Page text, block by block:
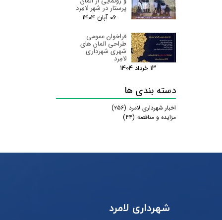
پرستار در شهر لامِرد
۰۶ آبان ۰۴
فراخوان عمومی
طراحی المان های
شهری شهرداری
لامِرد
۱۳ خرداد ۰۴
دسته بندی ها
اخبار شهرداری لامرد (۲۵۶)
مزایده و مناقصه (۴۴)
شهرداری لامرد